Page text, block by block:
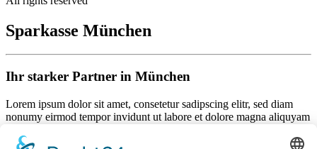
Sparkasse München
Ihr starker Partner in München
Lorem ipsum dolor sit amet, consetetur sadipscing elitr, sed diam
nonumy eirmod tempor invidunt ut labore et dolore magna aliquyam
et ea rebum. Stet clita kasd gubergren, no sea takimata sanctus est